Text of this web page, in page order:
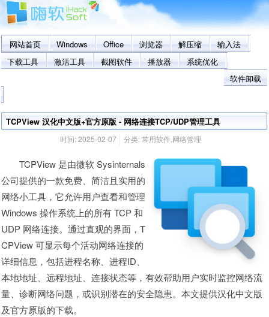
网站首页 Windows Office 浏览器 解压缩
输入法
下载工具
激活工具 截图软件 播放器
系统优化
软件卸载
TCPView 汉化中文版+官方原版 - 网络连接TCP/UDP管理工具
时间:2025-02-07 分类:常用软件,网络管理
TCPView 是由微软 Sysinternals
公司提供的一款免费、简洁且实用的
网络小工具，它允许用户查看和管理
Windows 操作系统上的所有 TCP 和
UDP 网络连接。通过直观的界面，T
CPView 可显示每个活动网络连接的
详细信息，包括进程名称、进程ID、
本地地址、远程地址、连接状态等，有效帮助用户实时监控网络流
量、诊断网络问题，或识别潜在的安全隐患。本文提供汉化中文版
及官方原版的下载。